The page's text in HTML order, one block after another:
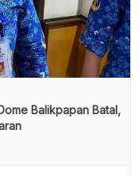
Balikpapan Batal,